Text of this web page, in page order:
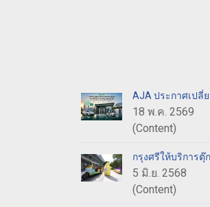
AJA ประกาศเปลี่
18 พ.ค. 2569
(Content)
กรุงศรีให้บริการ
5 มิ.ย. 2568
(Content)